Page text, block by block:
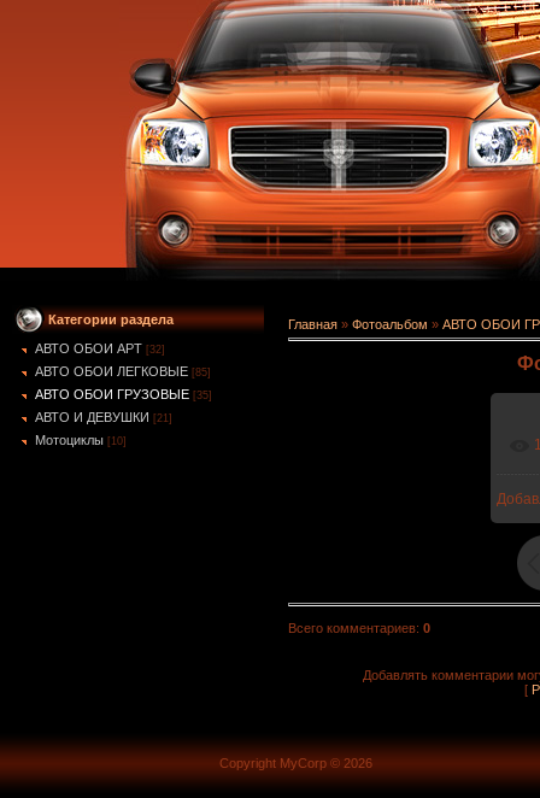
Категории раздела
АВТО ОБОИ АРТ [32]
АВТО ОБОИ ЛЕГКОВЫЕ [85]
АВТО ОБОИ ГРУЗОВЫЕ [35]
АВТО И ДЕВУШКИ [21]
Мотоциклы [10]
Главная » Фотоальбом » АВТО ОБОИ
Всего комментариев: 0
Добавлять комментарии
[
Copyright MyCorp © 2026